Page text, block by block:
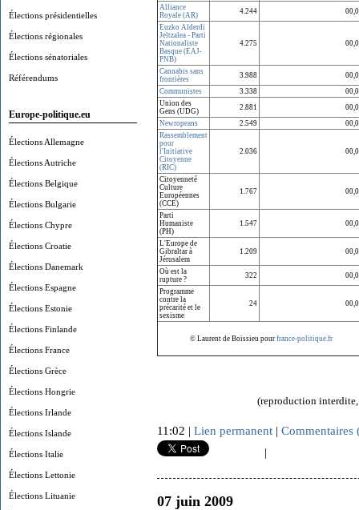
Élections présidentielles
Élections régionales
Élections sénatoriales
Référendums
Europe-politique.eu
Élections Allemagne
Élections Autriche
Élections Belgique
Élections Bulgarie
Élections Chypre
Élections Croatie
Élections Danemark
Élections Espagne
Élections Estonie
Élections Finlande
Élections France
Élections Grèce
Élections Hongrie
Élections Irlande
Élections Islande
Élections Italie
Élections Lettonie
Élections Lituanie
Alliance
Royale (AR)
4.244
Euzko Alderdi
Jeltzalea - Parti
Nationaliste
Basque (EAJ-
PNB)
4.275
Cannabis sans
frontières
3.988
Communistes
3.338
Union des
Gens (UDG)
2.881
Newropeans
2.549
Rassemblement
pour
l'Initiative
Citoyenne
(RIC)
2.036
Citoyenneté
Culture
Européennes
(CCE)
1.767
Parti
Humaniste
(PH)
1.547
L'Europe de
Gibraltar à
Jérusalem
1.209
Où est la
rupture ?
322
Programme
contre la
précarité et le
sexisme
24
© Laurent de Boissieu pour france-politique.fr
(reproduction
11:02 | Lien permanent | Commentaires
|
07 juin 2009